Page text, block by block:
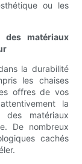
ou les
des matériaux
la durabilité
les chaises
offres de vos
la
des matériaux
De nombreux
cachés